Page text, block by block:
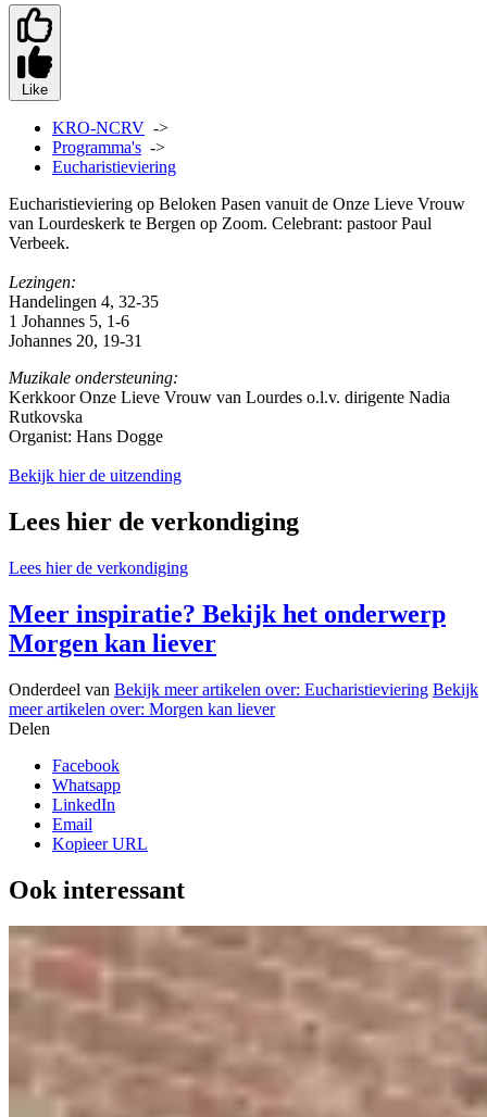
Like
KRO-NCRV ->
Programma's ->
Eucharistieviering
Eucharistieviering op Beloken Pasen vanuit de Onze Lieve Vrouw
van Lourdeskerk te Bergen op Zoom. Celebrant: pastoor Paul
Verbeek.
Lezingen:
Handelingen 4, 32-35
1 Johannes 5, 1-6
Johannes 20, 19-31
Muzikale ondersteuning:
Kerkkoor Onze Lieve Vrouw van Lourdes o.l.v. dirigente Nadia
Rutkovska
Organist: Hans Dogge
Bekijk hier de uitzending
Lees hier de verkondiging
Lees hier de verkondiging
Meer inspiratie? Bekijk het onderwerp
Morgen kan liever
Onderdeel van Bekijk meer artikelen over: Eucharistieviering Bekijk
meer artikelen over: Morgen kan liever
Delen
Facebook
Whatsapp
LinkedIn
Email
Kopieer URL
Ook interessant